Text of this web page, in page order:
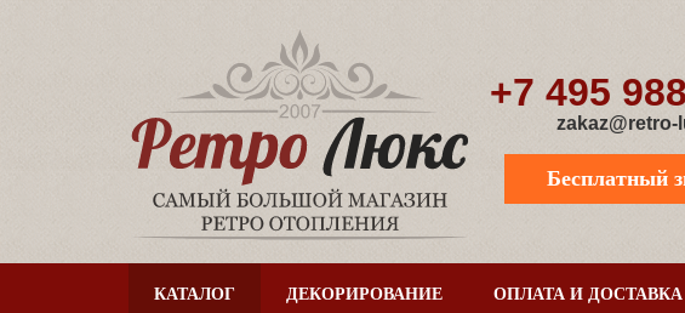
+7 495
zakaz@retro-
Бесплатный
КАТАЛОГ ДЕКОРИРОВАНИЕ ОПЛАТА И ДОСТАВКА